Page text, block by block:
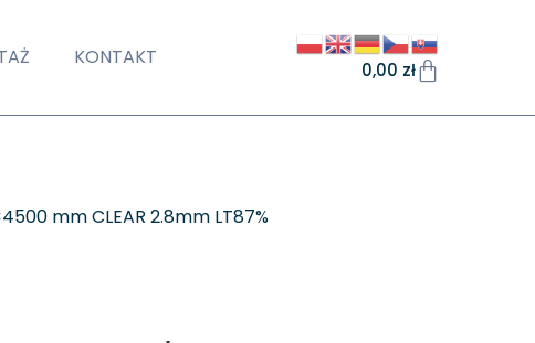
KONTAKT
0,00 zł
mm CLEAR 2.8mm LT87%